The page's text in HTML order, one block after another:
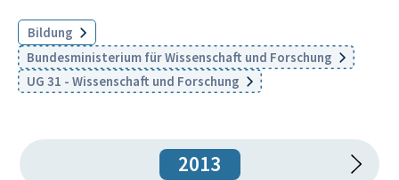
Bildung
Bundesministerium für Wissenschaft und Forschung
UG 31 - Wissenschaft und Forschung
2013